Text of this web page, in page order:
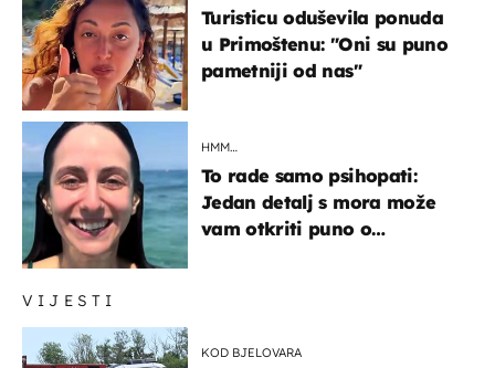
VIJESTI
KOD BJELOVARA
Turisticu oduševila ponuda
u Primoštenu: "Oni su puno
pametniji od nas"
HMM…
To rade samo psihopati:
Jedan detalj s mora može
vam otkriti puno o